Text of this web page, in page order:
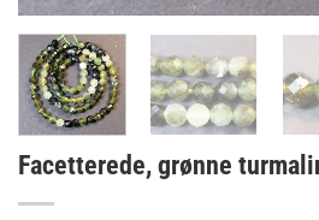
Facetterede, grønne